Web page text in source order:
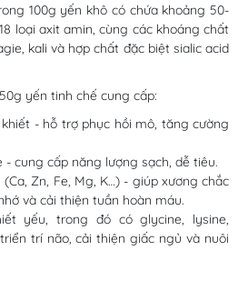
100g yến khô có chứa khoảng 50-
loại axit amin, cùng các khoáng chất
kali và hợp chất đặc biệt sialic acid
yến tinh chế cung cấp:
- hỗ trợ phục hồi mô, tăng cường
- cung cấp năng lượng sạch, dễ tiêu.
Zn, Fe, Mg, K…) - giúp xương chắc
và cải thiện tuần hoàn máu.
yếu, trong đó có glycine, lysine,
trí não, cải thiện giấc ngủ và nuôi